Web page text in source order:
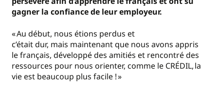
gagner la confiance de leur employeur.
« Au début, nous étions perdus et
c’était dur, mais maintenant que nous avons appris
le français, développé des amitiés et rencontré des
ressources pour nous orienter, comme le CRÉDIL, la
vie est beaucoup plus facile ! »